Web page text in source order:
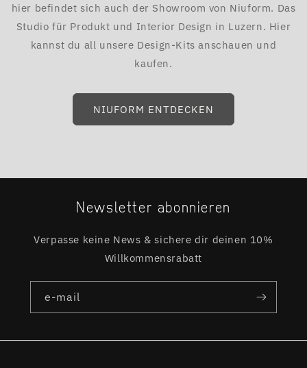
hier befindet sich auch der Showroom von Niuform. Das
Studio für Produkt und Interior Design in Luzern. Hier
kannst du all unsere Design-Kits anschauen und
kaufen.
NIUFORM ENTDECKEN
Newsletter abonnieren
Verpasse keine News & sichere dir deinen 10%
Willkommensrabatt
e-mail